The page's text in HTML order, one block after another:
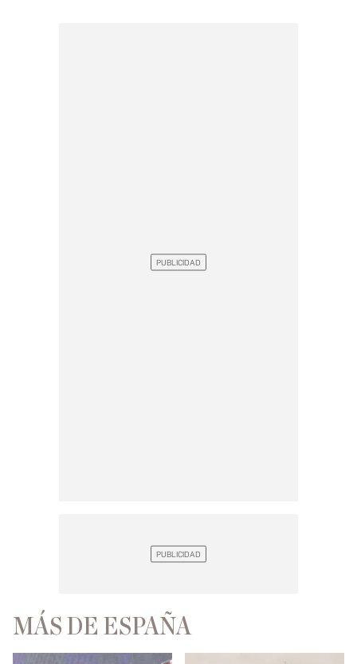
MÁS DE ESPAÑA